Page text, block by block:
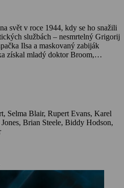
svět v roce 1944, kdy se ho snažili
službách – nesmrtelný Grigorij
Ilsa a maskovaný zabiják
získal mladý doktor Broom,
paranormálních jevů. Spolu s
FBI. Jenže trojice pekelných
světu hrozí, a ví, že brzy zemře.
agenta FBI Johna Myerse…